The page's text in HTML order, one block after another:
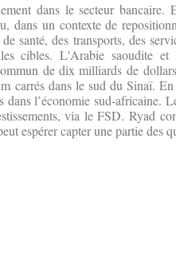
dans le secteur bancaire.
dans un contexte de
de santé, des transports, des
cibles. L'Arabie saoudite
de dix milliards de
carrés dans le sud du Sinaï.
l’économie sud-africaine.
via le FSD. Ryad
espérer capter une partie des